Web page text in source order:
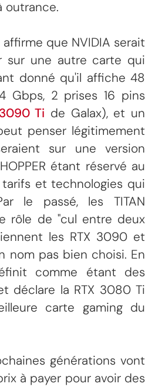
outrance.
que NVIDIA serait
sur une autre carte qui
donné qu'il affiche 48
Gbps, 2 prises 16 pins
Ti de Galax), et un
penser légitimement
sur une version
étant réservé au
et technologies qui
le passé, les TITAN
rôle de "cul entre deux
les RTX 3090 et
nom pas bien choisi. En
comme étant des
déclare la RTX 3080 Ti
carte gaming du
générations vont
à payer pour avoir des